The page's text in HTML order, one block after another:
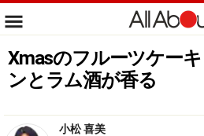
Xmasのフルーツケー
ンとラム酒が香る
小松 喜美